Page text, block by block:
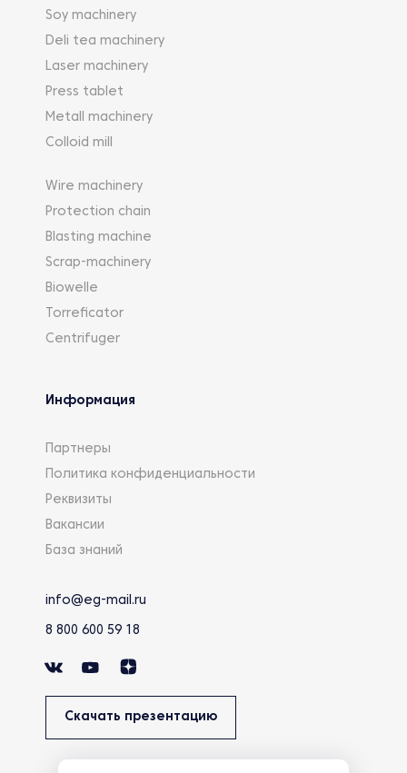
Soy machinery
Deli tea machinery
Laser machinery
Press tablet
Metall machinery
Colloid mill
Wire machinery
Protection chain
Blasting machine
Scrap-machinery
Biowelle
Torreficator
Centrifuger
Информация
Партнеры
Политика конфиденциальности
Реквизиты
Вакансии
База знаний
info@eg-mail.ru
8 800 600 59 18
Скачать презентацию